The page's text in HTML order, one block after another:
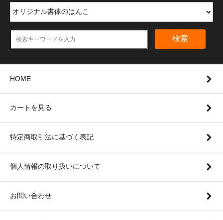
検索
HOME
カートを見る
特定商取引法に基づく表記
個人情報の取り扱いについて
お問い合わせ